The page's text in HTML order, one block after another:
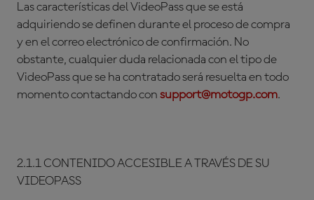
Las características del VideoPass que se está
adquiriendo se definen durante el proceso de compra
y en el correo electrónico de confirmación. No
obstante, cualquier duda relacionada con el tipo de
VideoPass que se ha contratado será resuelta en todo
momento contactando con support@motogp.com.
2.1.1 CONTENIDO ACCESIBLE A TRAVÉS DE SU
VIDEOPASS